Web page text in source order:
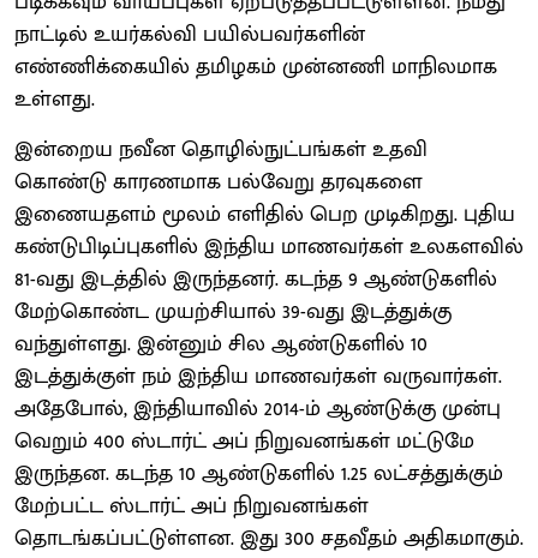
நாட்டில் உயர்கல்வி பயில்பவர்களின்
எண்ணிக்கையில் தமிழகம் முன்னணி மாநிலமாக
உள்ளது.
இன்றைய நவீன தொழில்நுட்பங்கள் உதவி
கொண்டு காரணமாக பல்வேறு தரவுகளை
இணையதளம் மூலம் எளிதில் பெற முடிகிறது. புதிய
கண்டுபிடிப்புகளில் இந்திய மாணவர்கள் உலகளவில்
81-வது இடத்தில் இருந்தனர். கடந்த 9 ஆண்டுகளில்
மேற்கொண்ட முயற்சியால் 39-வது இடத்துக்கு
வந்துள்ளது. இன்னும் சில ஆண்டுகளில் 10
இடத்துக்குள் நம் இந்திய மாணவர்கள் வருவார்கள்.
அதேபோல், இந்தியாவில் 2014-ம் ஆண்டுக்கு முன்பு
வெறும் 400 ஸ்டார்ட் அப் நிறுவனங்கள் மட்டுமே
இருந்தன. கடந்த 10 ஆண்டுகளில் 1.25 லட்சத்துக்கும்
மேற்பட்ட ஸ்டார்ட் அப் நிறுவனங்கள்
தொடங்கப்பட்டுள்ளன. இது 300 சதவீதம் அதிகமாகும்.